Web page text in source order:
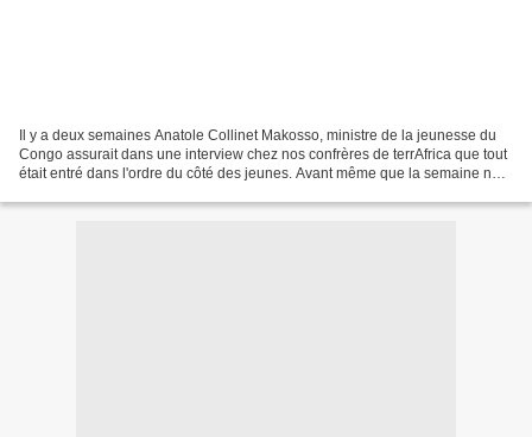
Il y a deux semaines Anatole Collinet Makosso, ministre de la jeunesse du
Congo assurait dans une interview chez nos confrères de terrAfrica que tout
était entré dans l'ordre du côté des jeunes. Avant même que la semaine ne